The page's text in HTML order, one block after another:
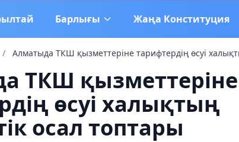
Барлығы Жаңа Конституция
/ Алматыда ТКШ қызметтеріне тарифтердің өсуі
ТКШ қызметтеріне
өсуі халықтың
осал топтары